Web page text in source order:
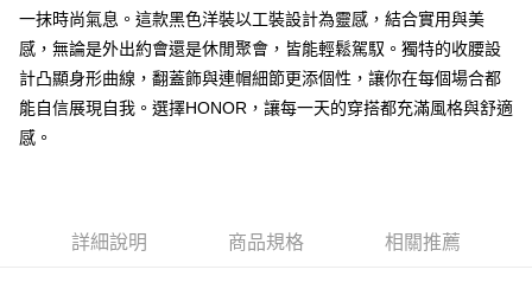
運送方式
全家取貨付款 -訂單滿 $2000 元即享免運服務，未滿則另收
$80 元物流費用。
每筆NT$80，滿NT$2,000(含以上)免運費
一抹時尚氣息。這款黑色洋裝以工裝設計為靈感，結合實用與美
感，無論是外出約會還是休閒聚會，皆能輕鬆駕馭。獨特的收腰設
計凸顯身形曲線，翻蓋飾與連帽細節更添個性，讓你在每個場合都
能自信展現自我。選擇HONOR，讓每一天的穿搭都充滿風格與舒適
感。
詳細說明 商品規格 相關推薦